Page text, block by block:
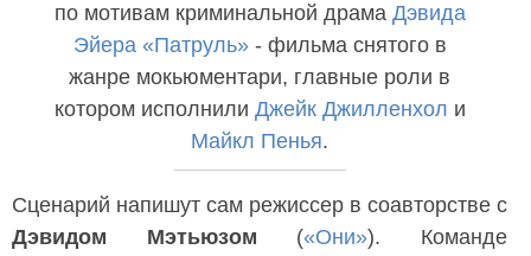
по мотивам криминальной драма Дэвида
Эйера «Патруль»- фильма снятого в
жанре мокьюментари, главные роли в
котором исполнили Джейк Джилленхол и
Майкл Пенья.
Сценарий напишут сам режиссер в соавторстве с
Дэвидом Мэтьюзом («Они»). Команде